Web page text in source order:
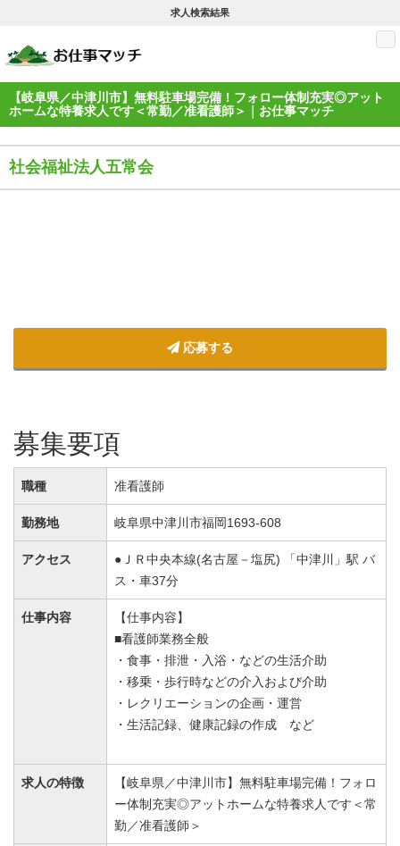
求人検索結果
【岐阜県／中津川市】無料駐車場完備！フォロー体制充実◎アット
ホームな特養求人です＜常勤／准看護師＞｜お仕事マッチ
社会福祉法人五常会
応募する
募集要項
職種 准看護師
勤務地 岐阜県中津川市福岡1693-608
アクセス
●ＪＲ中央本線(名古屋－塩尻) 「中津川」駅 バ
ス・車37分
仕事内容
【仕事内容】
■看護師業務全般
・食事・排泄・入浴・などの生活介助
・移乗・歩行時などの介入および介助
・レクリエーションの企画・運営
・生活記録、健康記録の作成 など
求人の特徴
【岐阜県／中津川市】無料駐車場完備！フォロ
ー体制充実◎アットホームな特養求人です＜常
勤／准看護師＞